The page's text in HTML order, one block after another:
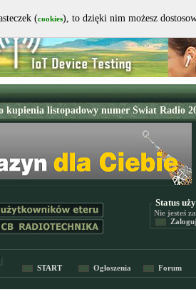
Status
Nie jesteś
START Ogłoszenia Forum
(cookies), to dzięki nim możesz